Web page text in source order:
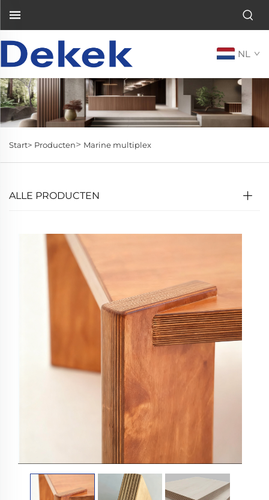
NL
Start> Producten> Marine multiplex
ALLE PRODUCTEN